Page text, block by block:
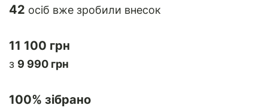
42 осіб вже зробили внесок
11 100 грн
з 9 990 грн
100% зібрано